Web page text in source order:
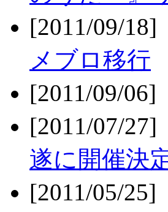
[2011/09/18]
メブロ移行
[2011/09/06]
[2011/07/27]
遂に開催決
[2011/05/25]